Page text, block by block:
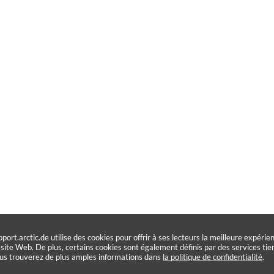
utilise des cookies pour offrir à ses lecteurs la meilleure
Web. De plus, certains cookies sont également définis par des services
trouverez de plus amples informations dans la politique de confidentialité.